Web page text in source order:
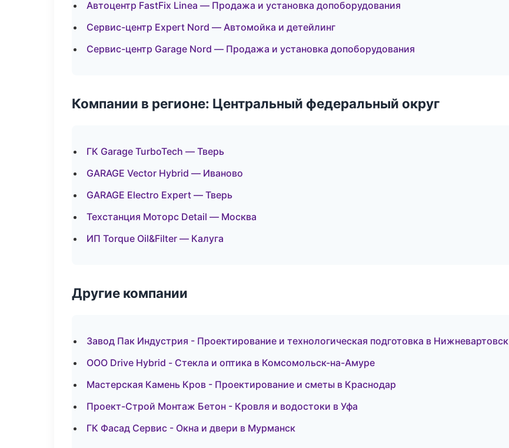
Автоцентр FastFix Linea — Продажа и установка допоборудования
Сервис-центр Expert Nord — Автомойка и детейлинг
Сервис-центр Garage Nord — Продажа и установка допоборудования
Компании в регионе: Центральный федеральный округ
ГК Garage TurboTech — Тверь
GARAGE Vector Hybrid — Иваново
GARAGE Electro Expert — Тверь
Техстанция Моторс Detail — Москва
ИП Torque Oil&Filter — Калуга
Другие компании
Завод Пак Индустрия - Проектирование и технологическая подготовка в Нижневартовск
ООО Drive Hybrid - Стекла и оптика в Комсомольск-на-Амуре
Мастерская Камень Кров - Проектирование и сметы в Краснодар
Проект-Строй Монтаж Бетон - Кровля и водостоки в Уфа
ГК Фасад Сервис - Окна и двери в Мурманск